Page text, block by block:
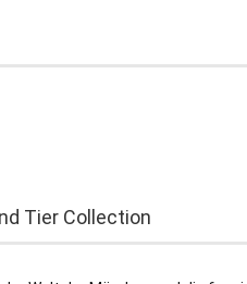
Tier Collection